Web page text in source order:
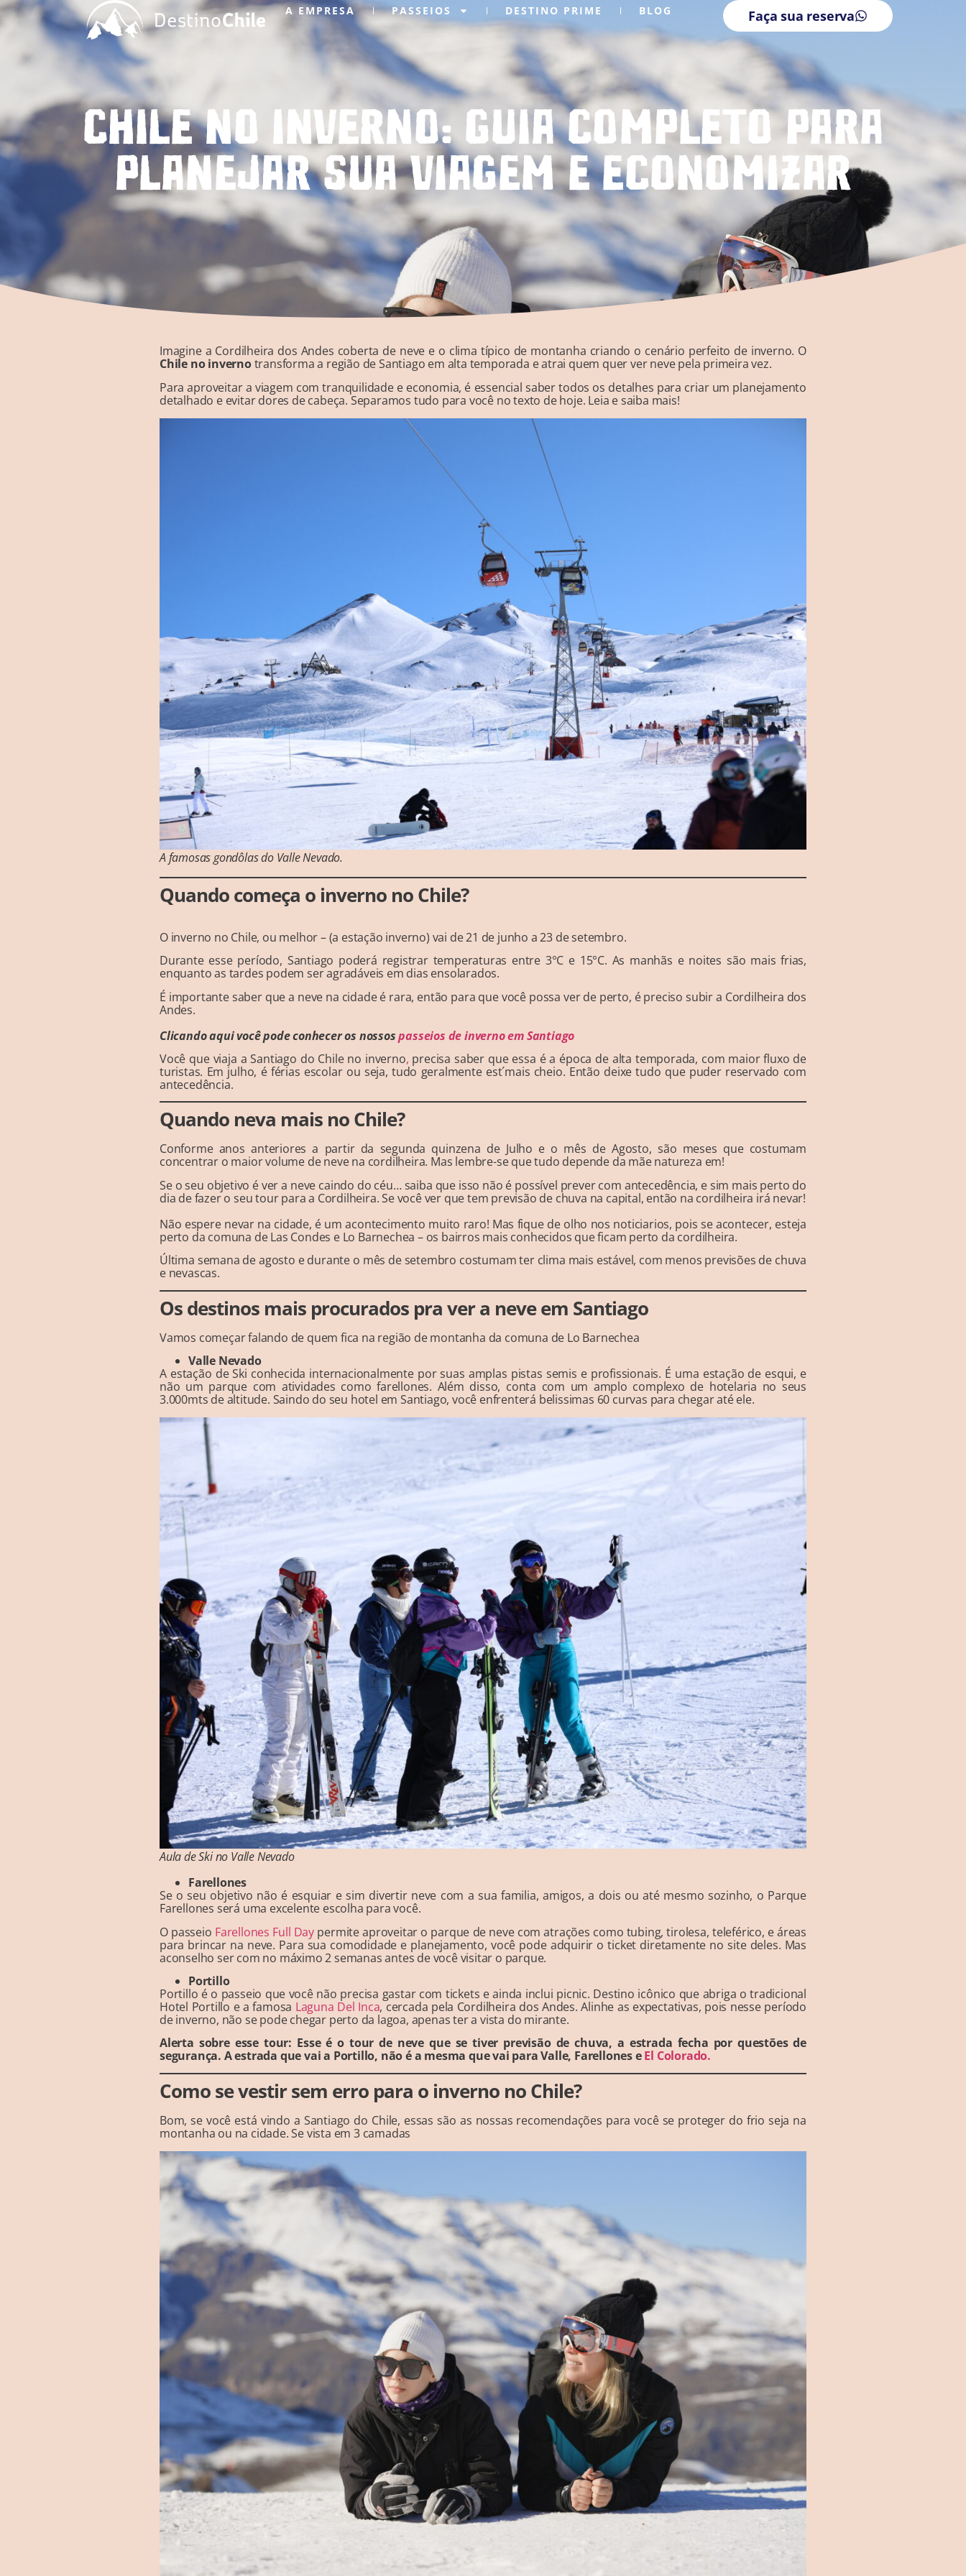
A EMPRESA PASSEIOS DESTINO PRIME BLOG Faça sua reserva
Chile no inverno: guia completo para
planejar sua viagem e economizar
Imagine a Cordilheira dos Andes coberta de neve e o clima típico de montanha criando o cenário perfeito de inverno. O
Chile no invernotransforma a região de Santiago em alta temporada e atrai quem quer ver neve pela primeira vez.
Para aproveitar a viagem com tranquilidade e economia, é essencial saber todos os detalhes para criar um planejamento
detalhado e evitar dores de cabeça. Separamos tudo para você no texto de hoje. Leia e saiba mais!
A famosas gondôlas do Valle Nevado.
Quando começa o inverno no Chile?
O inverno no Chile, ou melhor – (a estação inverno) vai de 21 de junho a 23 de setembro.
Durante esse período, Santiago poderá registrar temperaturas entre 3°C e 15°C. As manhãs e noites são mais frias,
enquanto as tardes podem ser agradáveis em dias ensolarados.
É importante saber que a neve na cidade é rara, então para que você possa ver de perto, é preciso subir a Cordilheira dos
Andes.
Clicando aqui você pode conhecer os nossospasseios de inverno em Santiago
Você que viaja a Santiago do Chile no inverno, precisa saber que essa é a época de alta temporada, com maior fluxo de
turistas. Em julho, é férias escolar ou seja, tudo geralmente est´mais cheio. Então deixe tudo que puder reservado com
antecedência.
Quando neva mais no Chile?
Conforme anos anteriores a partir da segunda quinzena de Julho e o mês de Agosto, são meses que costumam
concentrar o maior volume de neve na cordilheira. Mas lembre-se que tudo depende da mãe natureza em!
Se o seu objetivo é ver a neve caindo do céu… saiba que isso não é possível prever com antecedência, e sim mais perto do
dia de fazer o seu tour para a Cordilheira. Se você ver que tem previsão de chuva na capital, então na cordilheira irá nevar!
Não espere nevar na cidade, é um acontecimento muito raro! Mas fique de olho nos noticiarios, pois se acontecer, esteja
perto da comuna de Las Condes e Lo Barnechea – os bairros mais conhecidos que ficam perto da cordilheira.
Última semana de agosto e durante o mês de setembro costumam ter clima mais estável, com menos previsões de chuva
e nevascas.
Os destinos mais procurados pra ver a neve em Santiago
Vamos começar falando de quem fica na região de montanha da comuna de Lo Barnechea
Valle Nevado
A estação de Ski conhecida internacionalmente por suas amplas pistas semis e profissionais. É uma estação de esqui, e
não um parque com atividades como farellones. Além disso, conta com um amplo complexo de hotelaria no seus
3.000mts de altitude. Saindo do seu hotel em Santiago, você enfrenterá belissimas 60 curvas para chegar até ele.
Aula de Ski no Valle Nevado
Farellones
Se o seu objetivo não é esquiar e sim divertir neve com a sua familia, amigos, a dois ou até mesmo sozinho, o Parque
Farellones será uma excelente escolha para você.
O passeio Farellones Full Day permite aproveitar o parque de neve com atrações como tubing, tirolesa, teleférico, e áreas
para brincar na neve. Para sua comodidade e planejamento, você pode adquirir o ticket diretamente no site deles. Mas
aconselho ser com no máximo 2 semanas antes de você visitar o parque.
Portillo
Portillo é o passeio que você não precisa gastar com tickets e ainda inclui picnic. Destino icônico que abriga o tradicional
Hotel Portillo e a famosa Laguna Del Inca, cercada pela Cordilheira dos Andes. Alinhe as expectativas, pois nesse período
de inverno, não se pode chegar perto da lagoa, apenas ter a vista do mirante.
Alerta sobre esse tour: Esse é o tour de neve que se tiver previsão de chuva, a estrada fecha por questões de
segurança. A estrada que vai a Portillo, não é a mesma que vai para Valle, Farellones eEl Colorado.
Como se vestir sem erro para o inverno no Chile?
Bom, se você está vindo a Santiago do Chile, essas são as nossas recomendações para você se proteger do frio seja na
montanha ou na cidade. Se vista em 3 camadas